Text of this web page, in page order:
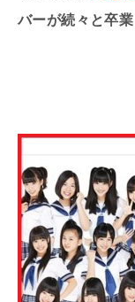
バーが続々と卒業